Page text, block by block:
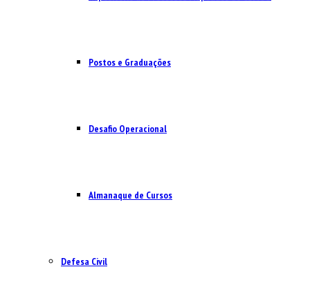
Postos e Graduações
Desafio Operacional
Almanaque de Cursos
Defesa Civil